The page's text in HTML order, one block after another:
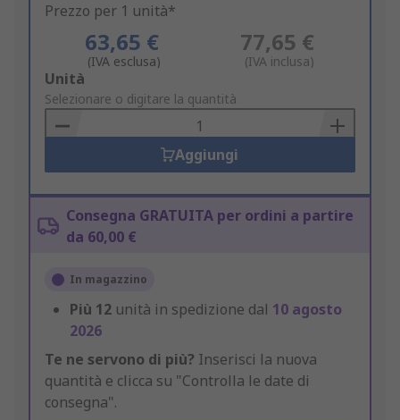
Prezzo per 1 unità*
63,65 €
(IVA esclusa)
77,65 €
(IVA inclusa)
Add
to
Basket
Unità
Selezionare o digitare la quantità
Aggiungi
Consegna GRATUITA per ordini a partire
da 60,00 €
In magazzino
Più 12 unità in spedizione dal 10 agosto
2026
Te ne servono di più? Inserisci la nuova
quantità e clicca su "Controlla le date di
consegna".